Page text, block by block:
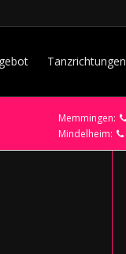
Tanzrichtungen
Memmingen:
Mindelheim: